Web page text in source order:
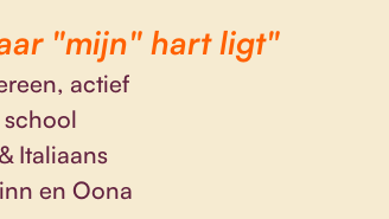
"mijn" hart ligt"
actief
Italiaans
en Oona